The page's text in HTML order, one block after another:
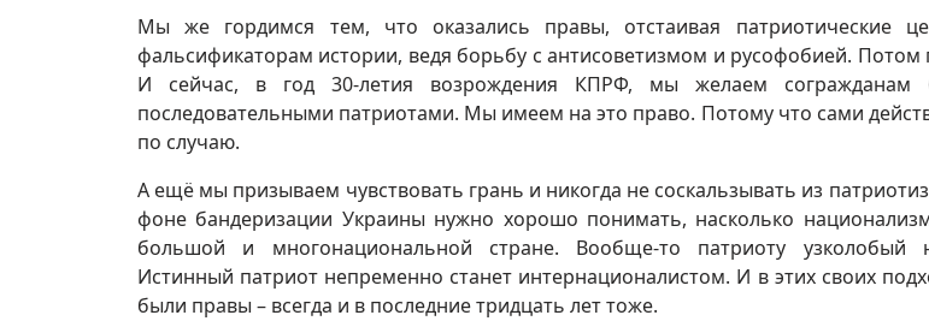
Мы же гордимся тем, что оказались правы, отстаивая патриотические
фальсификаторам истории, ведя борьбу с антисоветизмом и русофобией. Потом
И сейчас, в год 30-летия возрождения КПРФ, мы желаем согражданам
последовательными патриотами. Мы имеем на это право. Потому что сами
по случаю.
А ещё мы призываем чувствовать грань и никогда не соскальзывать из
фоне бандеризации Украины нужно хорошо понимать, насколько
большой и многонациональной стране. Вообще-то патриоту узколобый
Истинный патриот непременно станет интернационалистом. И в этих своих
были правы – всегда и в последние тридцать лет тоже.